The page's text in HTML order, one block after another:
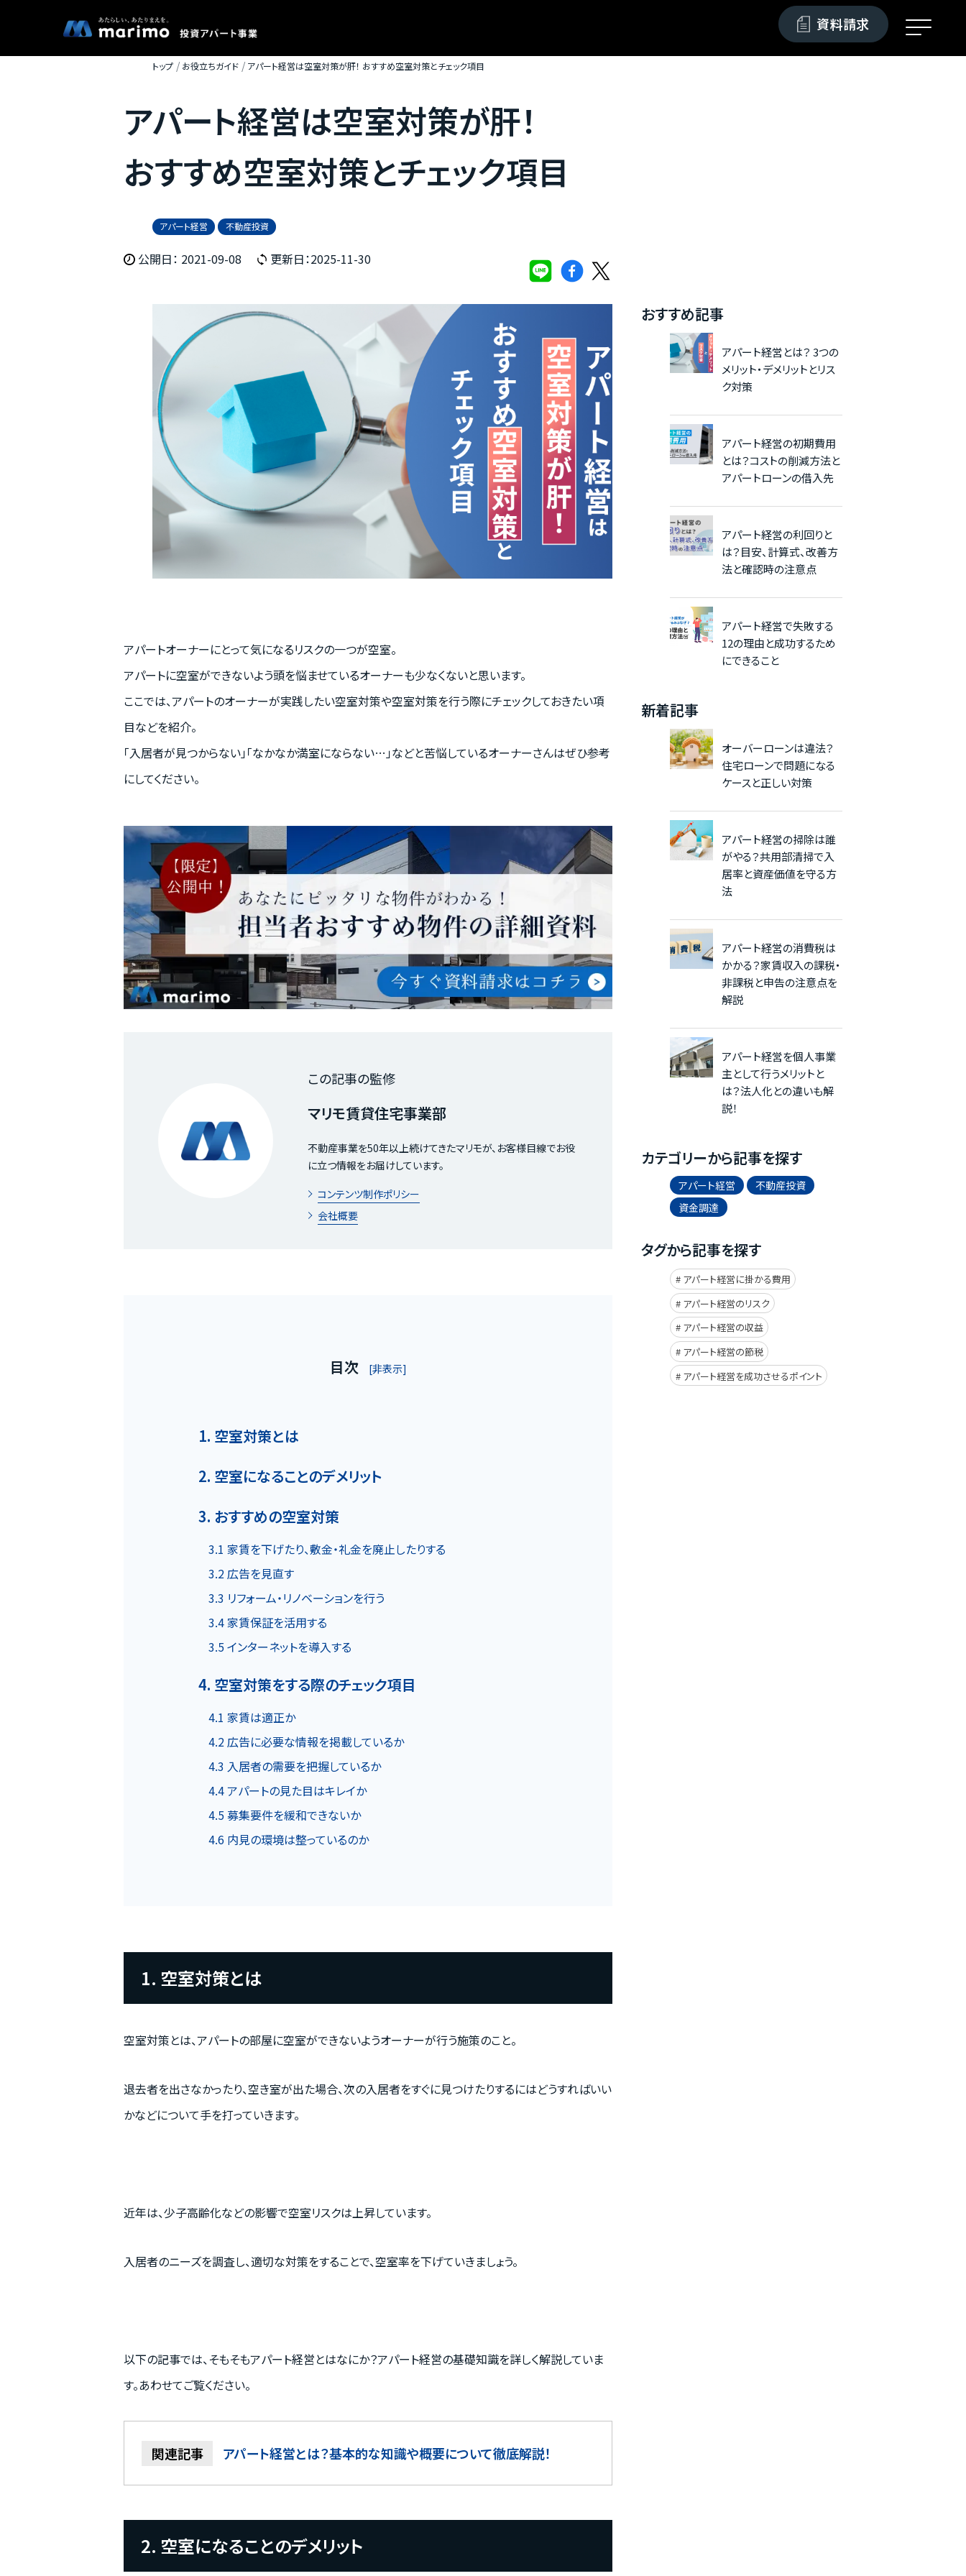
資料請求
名古屋・大阪・広島エリアの魅力
個人情報保護方針 カスタマーハラスメントに関する基本方針
トップ お役立ちガイド アパート経営は空室対策が肝！ おすすめ空室対策とチェック項目
アパート経営は空室対策が肝！
おすすめ空室対策とチェック項目
アパート経営 不動産投資
公開日： 2021-09-08 更新日：2025-11-30
アパートオーナーにとって気になるリスクの一つが空室。
アパートに空室ができないよう頭を悩ませているオーナーも少なくないと思います。
ここでは、アパートのオーナーが実践したい空室対策や空室対策を行う際にチェックしておきたい項
目などを紹介。
「入居者が見つからない」「なかなか満室にならない…」などと苦悩しているオーナーさんはぜひ参考
にしてください。
この記事の監修
マリモ賃貸住宅事業部
不動産事業を50年以上続けてきたマリモが、お客様目線でお役
に立つ情報をお届けしています。
コンテンツ制作ポリシー
会社概要
目次 [非表示]
1. 空室対策とは
2. 空室になることのデメリット
3. おすすめの空室対策
3.1 家賃を下げたり、敷金・礼金を廃止したりする
3.2 広告を見直す
3.3 リフォーム・リノベーションを行う
3.4 家賃保証を活用する
3.5 インターネットを導入する
4. 空室対策をする際のチェック項目
4.1 家賃は適正か
4.2 広告に必要な情報を掲載しているか
4.3 入居者の需要を把握しているか
4.4 アパートの見た目はキレイか
4.5 募集要件を緩和できないか
4.6 内見の環境は整っているのか
1. 空室対策とは
空室対策とは、アパートの部屋に空室ができないようオーナーが行う施策のこと。
退去者を出さなかったり、空き室が出た場合、次の入居者をすぐに見つけたりするにはどうすればいい
かなどについて手を打っていきます。
近年は、少子高齢化などの影響で空室リスクは上昇しています。
入居者のニーズを調査し、適切な対策をすることで、空室率を下げていきましょう。
以下の記事では、そもそもアパート経営とはなにか？アパート経営の基礎知識を詳しく解説していま
す。あわせてご覧ください。
アパート経営とは？基本的な知識や概要について徹底解説！
2. 空室になることのデメリット
おすすめ記事
アパート経営とは？ 3つの
メリット・デメリットとリス
ク対策
アパート経営の初期費用
とは？コストの削減方法と
アパートローンの借入先
アパート経営の利回りと
は？目安、計算式、改善方
法と確認時の注意点
アパート経営で失敗する
12の理由と成功するため
にできること
新着記事
オーバーローンは違法？
住宅ローンで問題になる
ケースと正しい対策
アパート経営の掃除は誰
がやる？共用部清掃で入
居率と資産価値を守る方
法
アパート経営の消費税は
かかる？家賃収入の課税・
非課税と申告の注意点を
解説
アパート経営を個人事業
主として行うメリットと
は？法人化との違いも解
説！
カテゴリーから記事を探す
アパート経営
不動産投資
資金調達
タグから記事を探す
アパート経営に掛かる費用
アパート経営のリスク
アパート経営の収益
アパート経営の節税
アパート経営を成功させるポイント